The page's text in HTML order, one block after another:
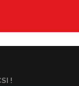
!